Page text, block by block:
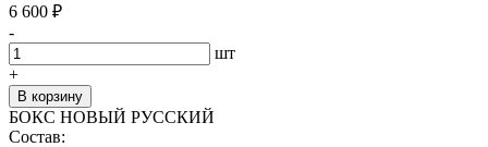
6 600 ₽
-
шт
+
В корзину
БОКС НОВЫЙ РУССКИЙ
Состав: